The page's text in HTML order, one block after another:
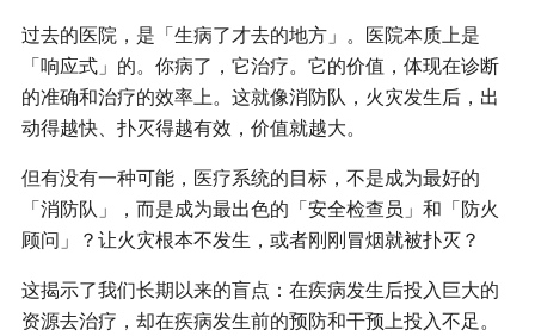
过去的医院，是「生病了才去的地方」。医院本质上是
「响应式」的。你病了，它治疗。它的价值，体现在诊断
的准确和治疗的效率上。这就像消防队，火灾发生后，出
动得越快、扑灭得越有效，价值就越大。
但有没有一种可能，医疗系统的目标，不是成为最好的
「消防队」，而是成为最出色的「安全检查员」和「防火
顾问」？让火灾根本不发生，或者刚刚冒烟就被扑灭？
这揭示了我们长期以来的盲点：在疾病发生后投入巨大的
资源去治疗，却在疾病发生前的预防和干预上投入不足。